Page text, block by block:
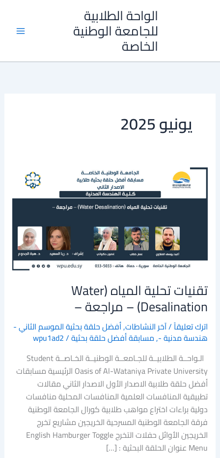
الواحة الطلابية
للجامعة الوطنية
الخاصة
يونيو 2025
تقنيات تحلية المياه (Water
Desalination) – مراجعة –
اترك تعليقاً/آخر النشاطات,أفضل حلقة بحثية الموسم الثاني -
هندسة مدنية -,مسابقة أفضل حلقة بحثية/
wpu1ad2
الـواحــة الطلابيــة للجـامعــة الوطنيــة الخـاصــة Student
Oasis of Al-Wataniya Private University الرئيسية مسابقات
أفضل حلقة طلابية الاصدار الأول الاصدار الثاني مقالات
تطبيقية المنافسات العلمية المنافسات المحلية منافسات
دولية براءات اختراع مواهب طلابية كورال الجامعة الوطنية
فرقة الجامعة الوطنية المسرحية الخريجين مشاريع تخرج
الخريجين الأوائل حفلات التخرج English Hamburger Toggle
Menu عنوان الحلقة البحثية : […]
تقنيات
المياه
Desalination)
–